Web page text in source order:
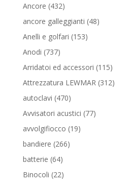
Ancore 432432
prodotti
ancore galleggianti 4848
Anelli e golfari 153153
Anodi 737737
prodotti
Arridatoi ed accessori 115115
prodotti
Attrezzatura LEWMAR 312312
autoclavi 470470
prodotti
Avvisatori acustici 7777
avvolgifiocco 1919
bandiere 266266
batterie 6464
prodotti
Binocoli 2222